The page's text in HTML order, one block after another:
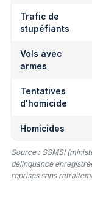
Trafic de
stupéfiants
Vols avec
armes
Tentatives
d'homicide
Homicides
Source : SSMSI
délinquance
reprises sans